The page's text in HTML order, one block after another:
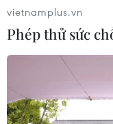
vietnamplus.vn
Phép thử sức